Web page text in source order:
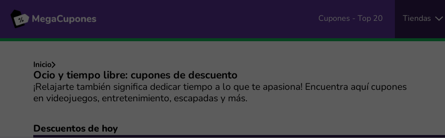
Cupones - Top 20 Tiendas
Inicio
Ocio y tiempo libre: cupones de descuento
¡Relajarte también significa dedicar tiempo a lo que te apasiona! Encuentra aquí cupones
en videojuegos, entretenimiento, escapadas y más.
Descuentos de hoy